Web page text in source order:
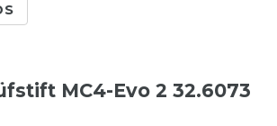
MC4-Evo 2 32.6073